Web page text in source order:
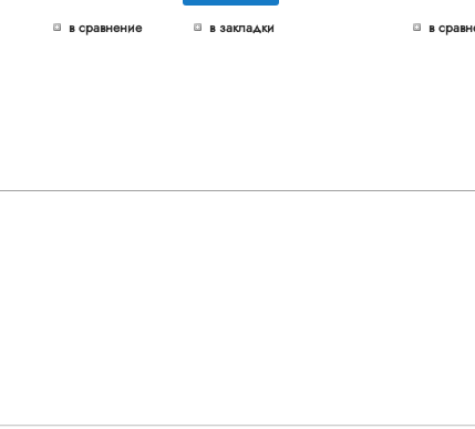
в сравнение
в закладки
в